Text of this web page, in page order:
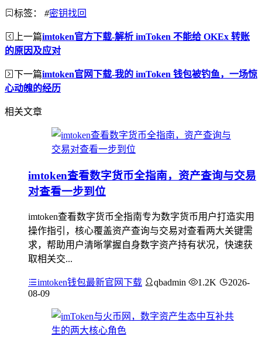
标签： #密钥找回
上一篇imtoken官方下载-解析 imToken 不能给 OKEx 转账
的原因及应对
下一篇imtoken官网下载-我的 imToken 钱包被钓鱼，一场惊
心动魄的经历
相关文章
imtoken查看数字货币全指南，资产查询与交易
对查看一步到位
imtoken查看数字货币全指南专为数字货币用户打造实用
操作指引，核心覆盖资产查询与交易对查看两大关键需
求，帮助用户清晰掌握自身数字资产持有状况，快速获
取相关交...
imtoken钱包最新官网下载 qbadmin 1.2K
2026-
08-09